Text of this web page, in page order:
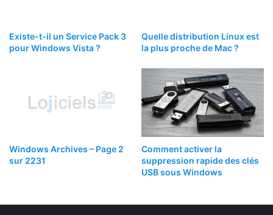
Existe-t-il un Service Pack 3
pour Windows Vista ?
Quelle distribution Linux est
la plus proche de Mac ?
Windows Archives – Page 2
sur 2231
Comment activer la
suppression rapide des clés
USB sous Windows